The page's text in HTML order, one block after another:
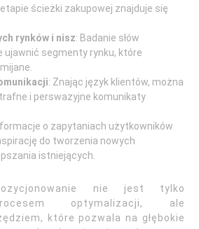
ścieżki zakupowej znajduje się
rynków i nisz: Badanie słów
ujawnić segmenty rynku, które
: Znając język klientów, można
i perswazyjne komunikaty
o zapytaniach użytkowników
do tworzenia nowych
istniejących.
nie jest tylko
optymalizacji, ale
które pozwala na głębokie